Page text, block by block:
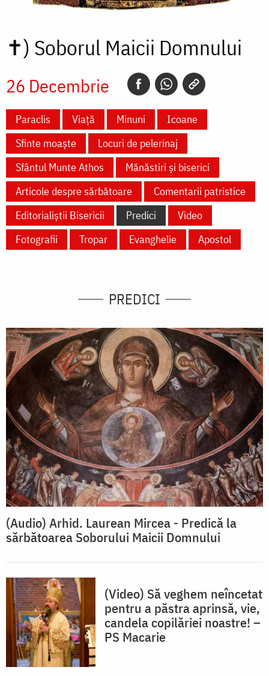
✝) Soborul Maicii Domnului
26 Decembrie
Paraclis Viață Minuni
Icoane
Sfinte moaște
Locuri de pelerinaj
Sfântul Munte Athos
Mănăstiri și biserici
Articole despre sărbătoare
Comentarii patristice
Editorialiștii Bisericii
Predici
Video
Fotografii
Tropar Evanghelie Apostol
PREDICI
(Audio) Arhid. Laurean Mircea - Predică la
sărbătoarea Soborului Maicii Domnului
(Video) Să veghem neîncetat
pentru a păstra aprinsă, vie,
candela copilăriei noastre! –
PS Macarie